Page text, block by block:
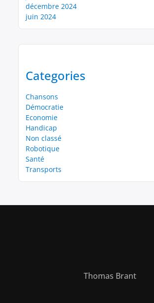
décembre 2024
juin 2024
Categories
Chansons
Démocratie
Economie
Handicap
Non classé
Robotique
Santé
Transports
Thomas Brant